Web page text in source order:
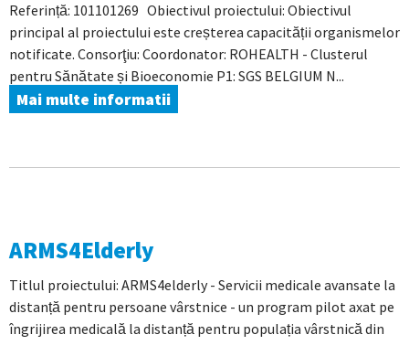
Referință: 101101269 Obiectivul proiectului: Obiectivul
principal al proiectului este creșterea capacității organismelor
notificate. Consorţiu: Coordonator: ROHEALTH - Clusterul
pentru Sănătate și Bioeconomie P1: SGS BELGIUM N...
Mai multe informatii
ARMS4Elderly
Titlul proiectului: ARMS4elderly - Servicii medicale avansate la
distanță pentru persoane vârstnice - un program pilot axat pe
îngrijirea medicală la distanță pentru populația vârstnică din